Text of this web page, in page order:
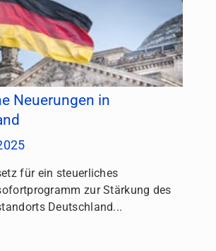
Neuerungen in
für ein steuerliches
zur Stärkung des
Deutschland...